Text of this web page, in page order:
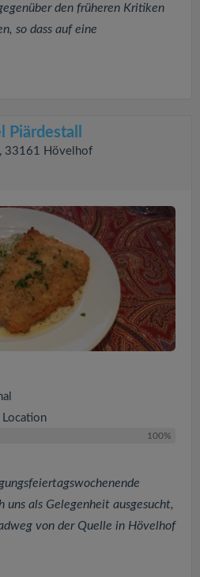
den früheren Kritiken
so dass auf eine
Piärdestall
33161 Hövelhof
100%
uns als Gelegenheit ausgesucht,
von der Quelle in Hövelhof